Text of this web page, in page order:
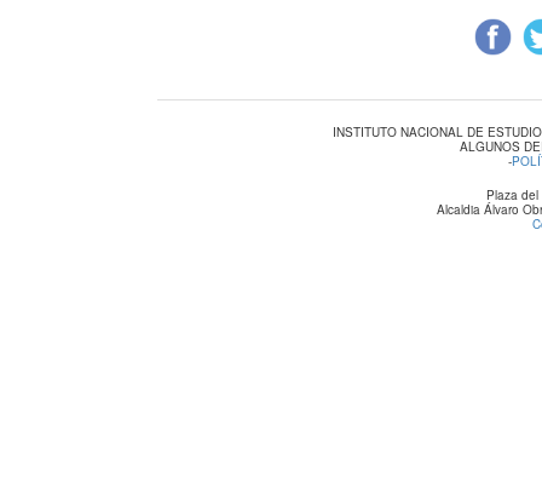
INSTITUTO NACIONAL DE
ALGUNOS
-
Plaza
Alcaldia Álvaro